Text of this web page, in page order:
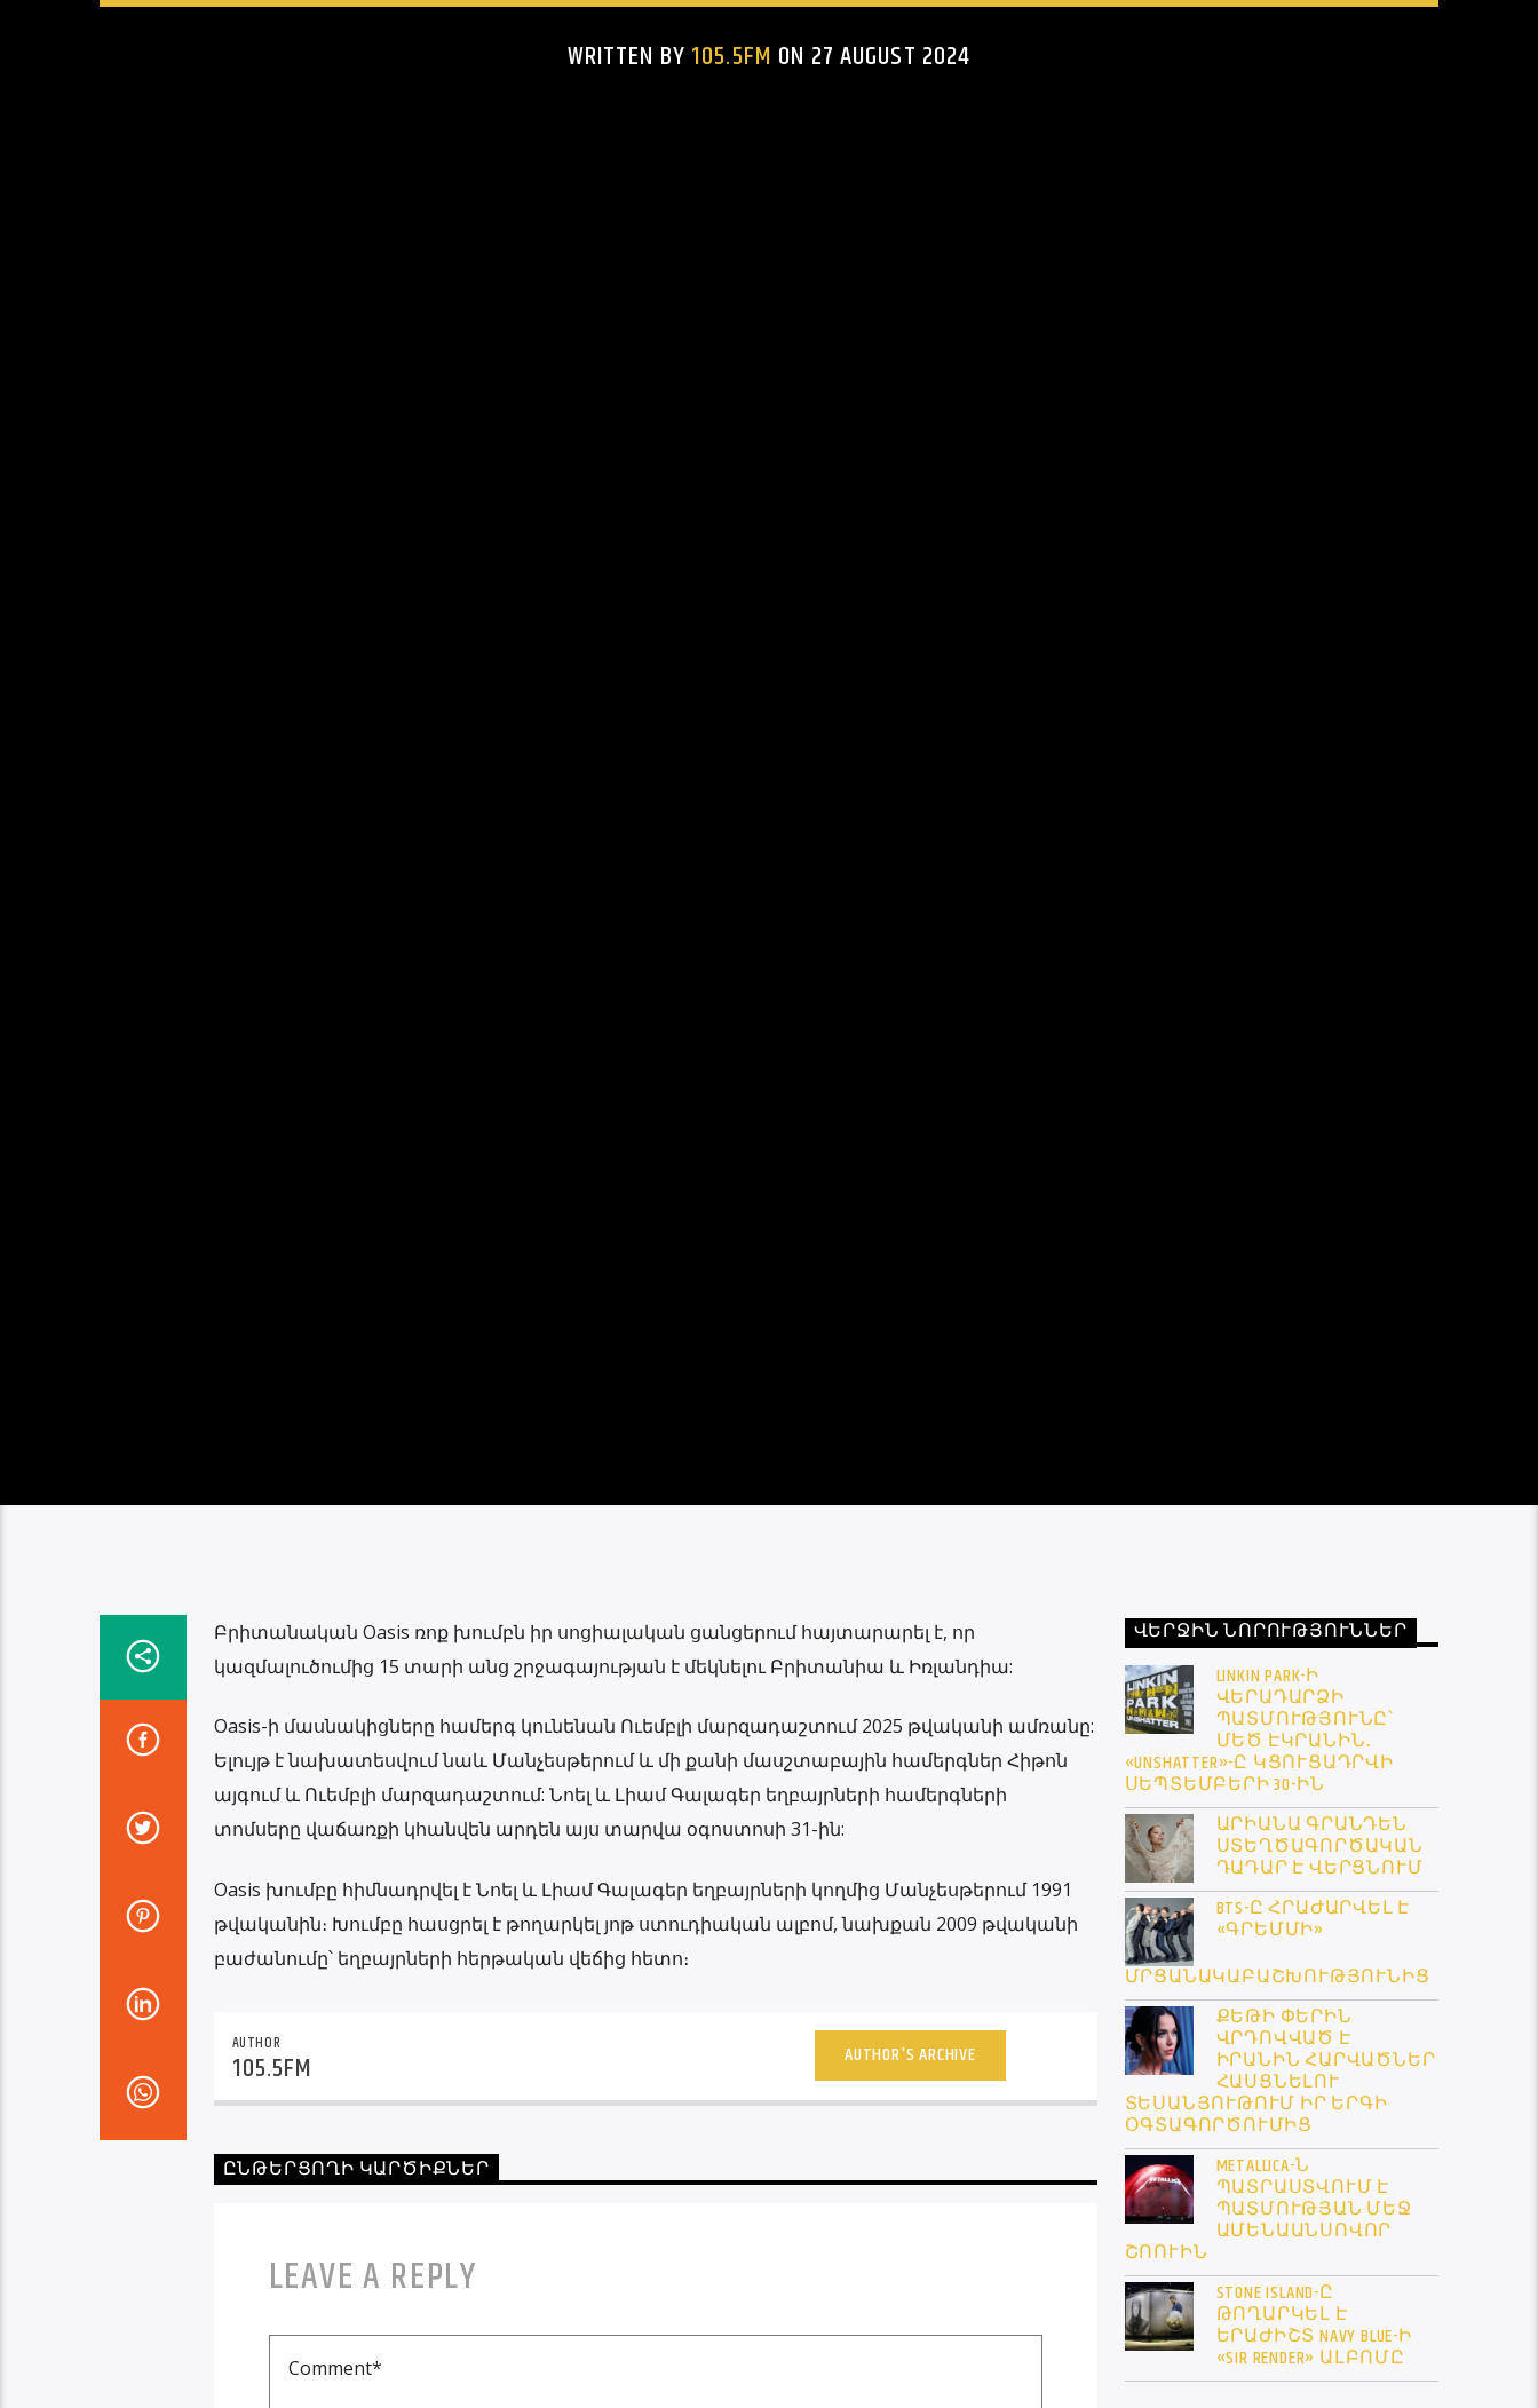
WRITTEN BY 105.5FM ON 27 AUGUST 2024
Բրիտանական Oasis ռոք խումբն իր սոցիալական ցանցերում հայտարարել է, որ
կազմալուծումից 15 տարի անց շրջագայության է մեկնելու Բրիտանիա և Իռլանդիա:
Oasis-ի մասնակիցները համերգ կունենան Ուեմբլի մարզադաշտում 2025 թվականի ամռանը:
Ելույթ է նախատեսվում նաև Մանչեսթերում և մի քանի մասշտաբային համերգներ Հիթոն
այգում և Ուեմբլի մարզադաշտում: Նոել և Լիամ Գալագեր եղբայրների համերգների
տոմսերը վաճառքի կհանվեն արդեն այս տարվա օգոստոսի 31-ին:
Oasis խումբը հիմնադրվել է Նոել և Լիամ Գալագեր եղբայրների կողմից Մանչեսթերում 1991
թվականին։ Խումբը հասցրել է թողարկել յոթ ստուդիական ալբոմ, նախքան 2009 թվականի
բաժանումը՝ եղբայրների հերթական վեճից հետո։
AUTHOR
105.5FM AUTHOR'S ARCHIVE
ԸՆԹԵՐՑՈՂԻ ԿԱՐԾԻՔՆԵՐ
LEAVE A REPLY
ՎԵՐՋԻՆ ՆՈՐՈՒԹՅՈՒՆՆԵՐ
LINKIN PARK-Ի
ՎԵՐԱԴԱՐՁԻ
ՊԱՏՄՈՒԹՅՈՒՆԸ՝
ՄԵԾ ԷԿՐԱՆԻՆ․
«UNSHATTER»-Ը ԿՑՈՒՑԱԴՐՎԻ
ՍԵՊՏԵՄԲԵՐԻ 30-ԻՆ
ԱՐԻԱՆԱ ԳՐԱՆԴԵՆ
ՍՏԵՂԾԱԳՈՐԾԱԿԱՆ
ԴԱԴԱՐ Է ՎԵՐՑՆՈՒՄ
BTS-Ը ՀՐԱԺԱՐՎԵԼ Է
«ԳՐԵՄՄԻ»
ՄՐՑԱՆԱԿԱԲԱՇԽՈՒԹՅՈՒՆԻՑ
ՔԵԹԻ ՓԵՐԻՆ
ՎՐԴՈՎՎԱԾ Է
ԻՐԱՆԻՆ ՀԱՐՎԱԾՆԵՐ
ՀԱՍՑՆԵԼՈՒ
ՏԵՍԱՆՅՈՒԹՈՒՄ ԻՐ ԵՐԳԻ
ՕԳՏԱԳՈՐԾՈՒՄԻՑ
METALLICA-Ն
ՊԱՏՐԱՍՏՎՈՒՄ Է
ՊԱՏՄՈՒԹՅԱՆ ՄԵՋ
ԱՄԵՆԱԱՆՍՈՎՈՐ
ՇՈՈՒԻՆ
STONE ISLAND-Ը
ԹՈՂԱՐԿԵԼ Է
ԵՐԱԺԻՇՏ NAVY BLUE-Ի
«SIR RENDER» ԱԼԲՈՄԸ